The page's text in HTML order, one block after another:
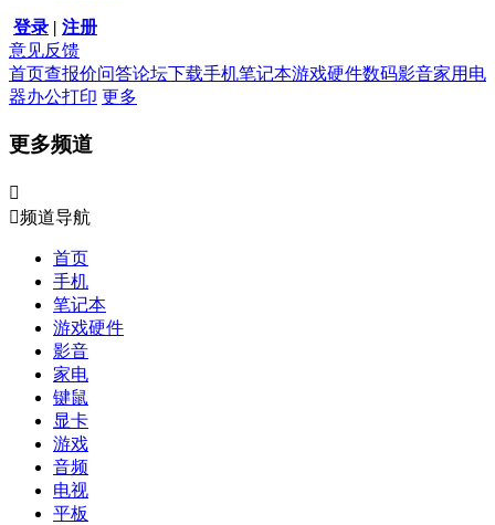
登录 | 注册
意见反馈
首页查报价问答论坛下载手机笔记本游戏硬件数码影音家用电
器办公打印 更多
更多频道

频道导航
首页
手机
笔记本
游戏硬件
影音
家电
键鼠
显卡
游戏
音频
电视
平板